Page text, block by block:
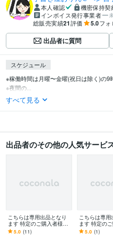
本人確認
機密保持契
インボイス発行事業者
総販売実績21評価 5.0フォ
出品者に質問
スケジュール
※稼働時間は月曜〜金曜(祝日は除く)の
※夜間の...
すべて見る
出品者のその他の人気サービ
こちらは専用出品となり
ます 特定のご購入者様の
ための専用出品です
5.0 (11)
こちらは専用
ます 特定の
ための専用出
5.0 (1)